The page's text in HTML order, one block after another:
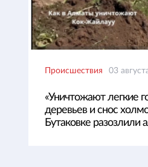
Происшествия 03
«Уничтожают легкие
деревьев и снос
Бутаковке разозлили